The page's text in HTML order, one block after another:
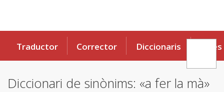
Traductor Corrector Diccionaris Eines
Diccionari de sinònims: «a fer la mà»